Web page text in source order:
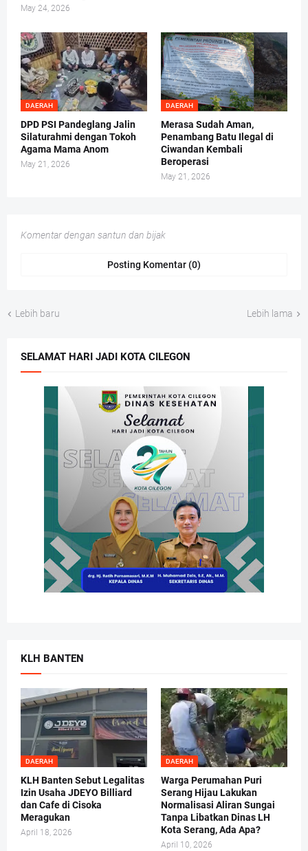
May 24, 2026
DAERAH
DPD PSI Pandeglang Jalin
Silaturahmi dengan Tokoh
Agama Mama Anom
May 21, 2026
DAERAH
Merasa Sudah Aman,
Penambang Batu Ilegal di
Ciwandan Kembali
Beroperasi
May 21, 2026
Komentar dengan santun dan bijak
Posting Komentar (0)
Lebih baru Lebih lama
SELAMAT HARI JADI KOTA CILEGON
KLH BANTEN
DAERAH
KLH Banten Sebut Legalitas
Izin Usaha JDEYO Billiard
dan Cafe di Cisoka
Meragukan
April 18, 2026
DAERAH
Warga Perumahan Puri
Serang Hijau Lakukan
Normalisasi Aliran Sungai
Tanpa Libatkan Dinas LH
Kota Serang, Ada Apa?
April 10, 2026